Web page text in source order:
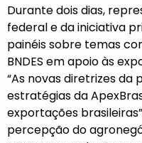
Durante dois dias,
federal e da iniciativa
painéis sobre temas
BNDES em apoio às
“As novas diretrizes
estratégias da
exportações
percepção do